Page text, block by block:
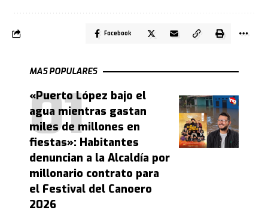
Facebook
MAS POPULARES
«Puerto López bajo el
agua mientras gastan
miles de millones en
fiestas»: Habitantes
denuncian a la Alcaldía por
millonario contrato para
el Festival del Canoero
2026